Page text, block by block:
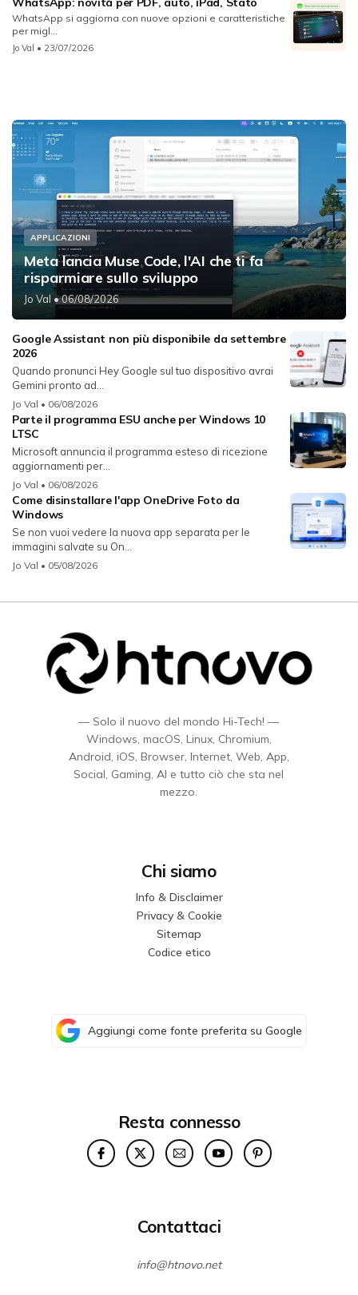
WhatsApp si aggiorna con nuove opzioni e caratteristiche
per migl...
Jo Val • 23/07/2026
APPLICAZIONI
Meta lancia Muse Code, l'AI che ti fa
risparmiare sullo sviluppo
Jo Val • 06/08/2026
Google Assistant non più disponibile da settembre
2026
Quando pronunci Hey Google sul tuo dispositivo avrai
Gemini pronto ad...
Jo Val • 06/08/2026
Parte il programma ESU anche per Windows 10
LTSC
Microsoft annuncia il programma esteso di ricezione
aggiornamenti per...
Jo Val • 06/08/2026
Come disinstallare l'app OneDrive Foto da
Windows
Se non vuoi vedere la nuova app separata per le
immagini salvate su On...
Jo Val • 05/08/2026
— Solo il nuovo del mondo Hi-Tech! —
Windows, macOS, Linux, Chromium,
Android, iOS, Browser, Internet, Web, App,
Social, Gaming, AI e tutto ciò che sta nel
mezzo.
Chi siamo
Info & Disclaimer
Privacy & Cookie
Sitemap
Codice etico
Aggiungi come fonte preferita su Google
Resta connesso
Contattaci
info@htnovo.net